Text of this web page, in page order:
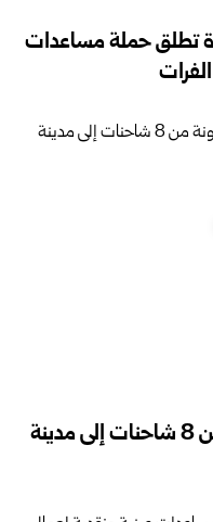
تطلق حملة مساعدات
دخول قافلة مساعدات مكونة من 8 شاحنات إلى مدينة